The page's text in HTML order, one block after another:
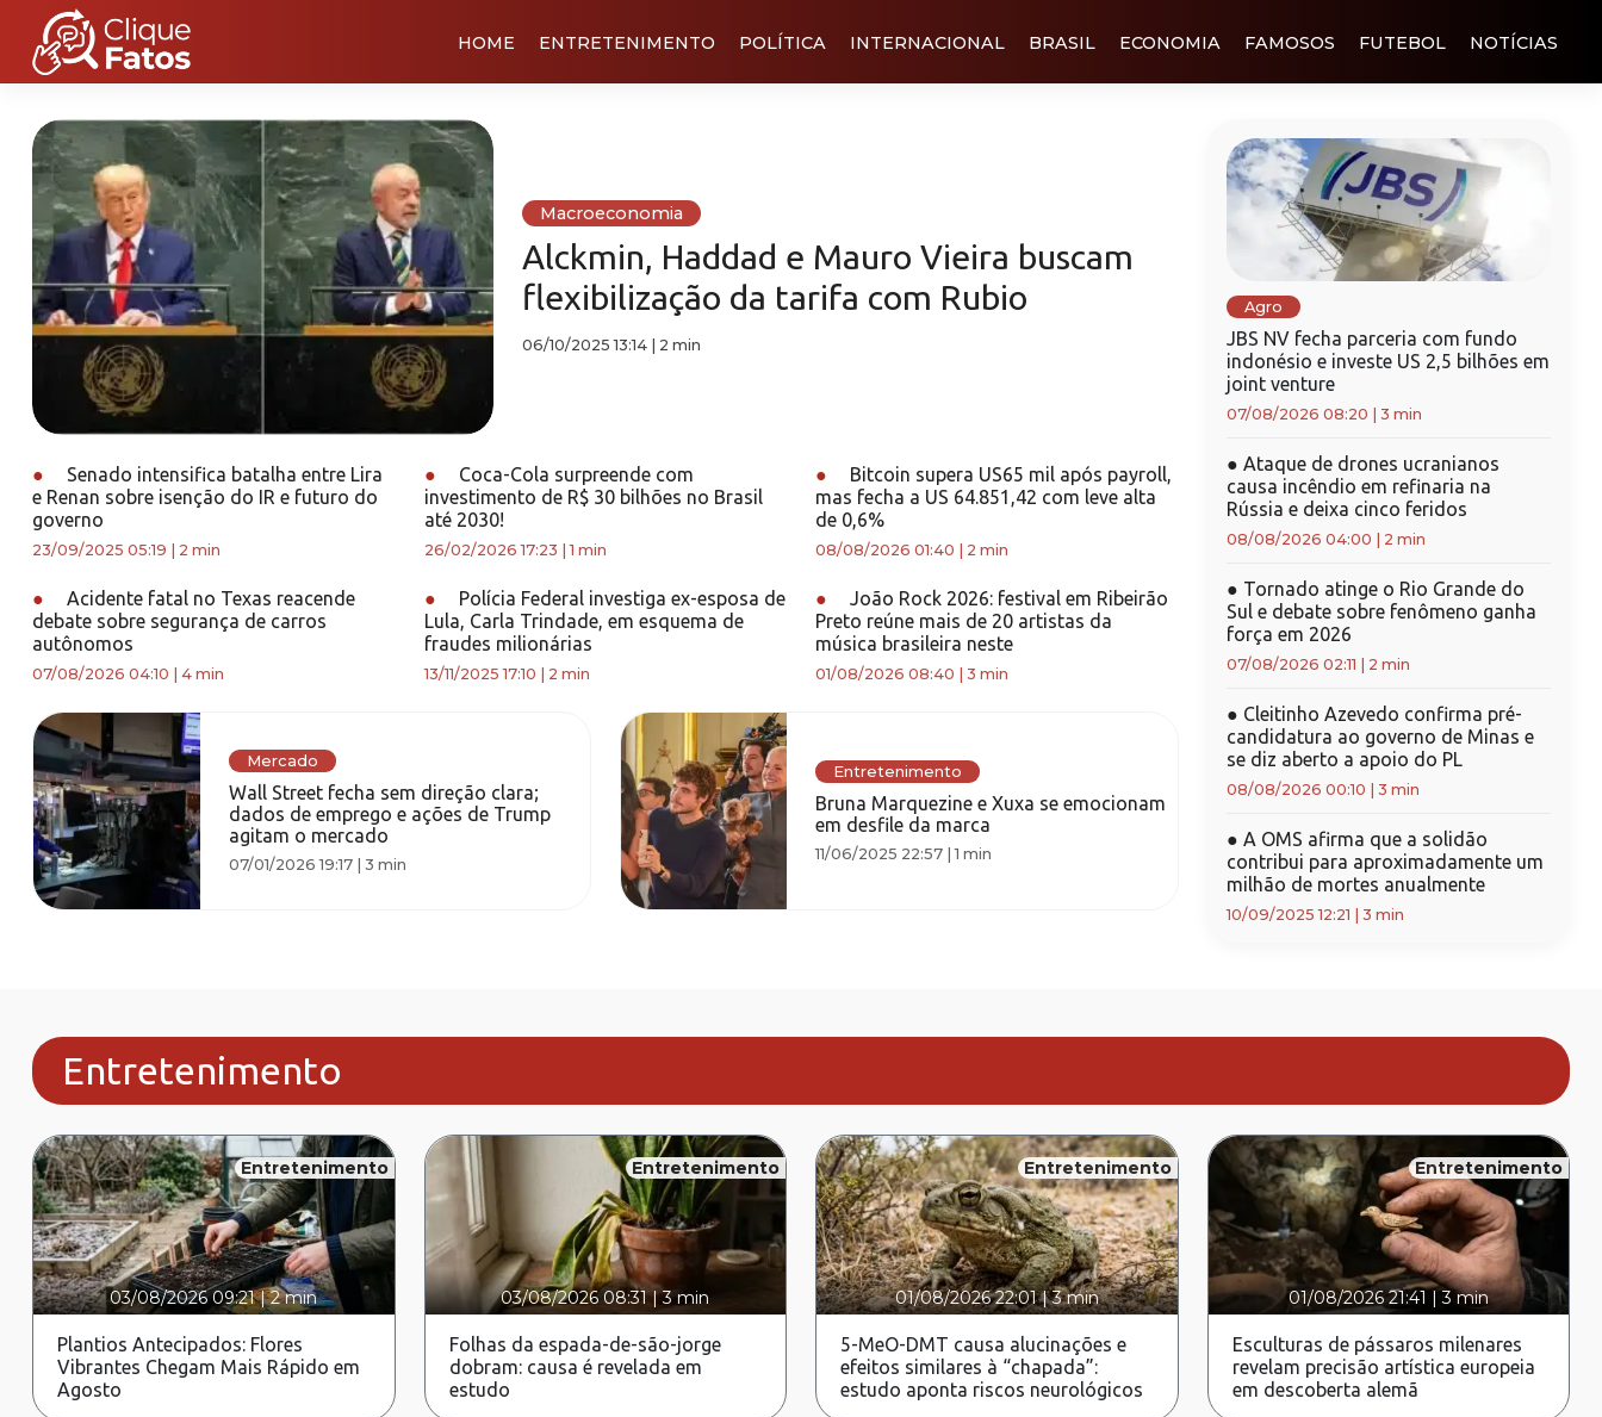
HOME ENTRETENIMENTO POLÍTICA INTERNACIONAL BRASIL ECONOMIA FAMOSOS FUTEBOL NOTÍCIAS
Macroeconomia
Alckmin, Haddad e Mauro Vieira buscam
flexibilização da tarifa com Rubio
06/10/2025 13:14| 2 min
●
Senado intensifica batalha entre Lira
e Renan sobre isenção do IR e futuro do
governo
23/09/2025 05:19 2 min
●
Coca-Cola surpreende com
investimento de R$ 30 bilhões no Brasil
até 2030!
26/02/2026 17:23 |1 min
●
Bitcoin supera US65 mil após payroll,
mas fecha a US 64.851,42 com leve alta
de 0,6%
08/08/2026 01:40 2 min
●
Acidente fatal no Texas reacende
debate sobre segurança de carros
autônomos
07/08/2026 04:10 4 min
●
Polícia Federal investiga ex-esposa de
Lula, Carla Trindade, em esquema de
fraudes milionárias
13/11/2025 17:10 2 min
●
João Rock 2026: festival em Ribeirão
Preto reúne mais de 20 artistas da
música brasileira neste
01/08/2026 08:40 3 min
Mercado
Wall Street fecha sem direção clara;
dados de emprego e ações de Trump
agitam o mercado
07/01/2026 19:17| 3 min
Entretenimento
Bruna Marquezine e Xuxa se emocionam
em desfile da marca
11/06/2025 22:57 |1 min
Agro
JBS NV fecha parceria com fundo
indonésio e investe US 2,5 bilhões em
joint venture
07/08/2026 08:20 3 min
● Ataque de drones ucranianos
causa incêndio em refinaria na
Rússia e deixa cinco feridos
08/08/2026 04:00 2 min
● Tornado atinge o Rio Grande do
Sul e debate sobre fenômeno ganha
força em 2026
07/08/2026 02:11 2 min
● Cleitinho Azevedo confirma pré-
candidatura ao governo de Minas e
se diz aberto a apoio do PL
08/08/2026 00:10 3 min
● A OMS afirma que a solidão
contribui para aproximadamente um
milhão de mortes anualmente
10/09/2025 12:21 3 min
Entretenimento
Entretenimento
03/08/2026 09:21|2 min
Plantios Antecipados: Flores
Vibrantes Chegam Mais Rápido em
Agosto
Entretenimento
03/08/2026 08:31|3 min
Folhas da espada-de-são-jorge
dobram: causa é revelada em
estudo
Entretenimento
01/08/2026 22:01|3 min
5-MeO-DMT causa alucinações e
efeitos similares à “chapada”:
estudo aponta riscos neurológicos
Entretenimento
01/08/2026 21:41 |3 min
Esculturas de pássaros milenares
revelam precisão artística europeia
em descoberta alemã